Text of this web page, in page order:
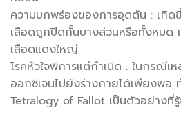
ความบกพร่องของการอุดตัน : เกิด
เลือดถูกปิดกั้นบางส่วนหรือทั้งหมด
เลือดแดงใหญ่
โรคหัวใจพิการแต่กำเนิด : ในกรณีเ
ออกซิเจนไปยังร่างกายได้เพียงพอ
Tetralogy of Fallot เป็นตัวอย่างที่